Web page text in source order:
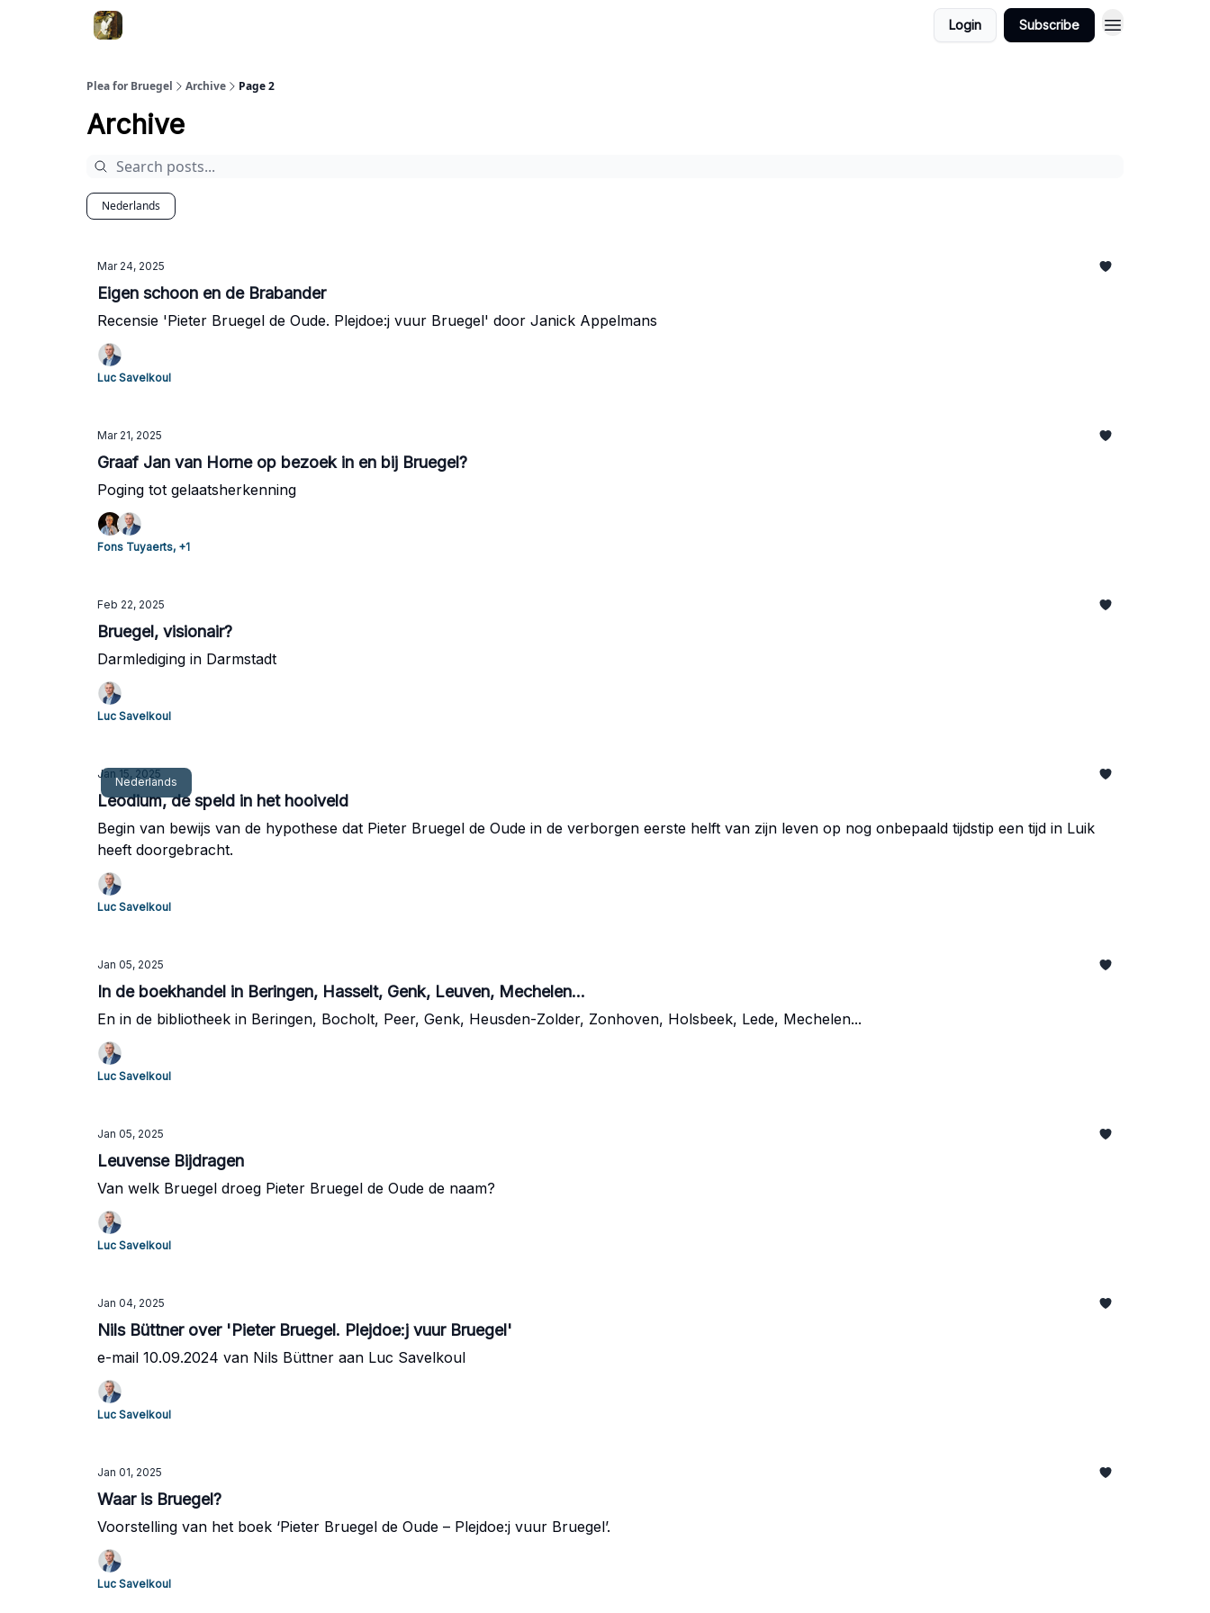
Login Subscribe
Plea for Bruegel Archive Page 2
Archive
Nederlands
Mar 24, 2025
Eigen schoon en de Brabander
Recensie 'Pieter Bruegel de Oude. Plejdoe:j vuur Bruegel' door Janick Appelmans
Luc Savelkoul
Mar 21, 2025
Graaf Jan van Horne op bezoek in en bij Bruegel?
Poging tot gelaatsherkenning
Fons Tuyaerts, +1
Feb 22, 2025
Bruegel, visionair?
Darmlediging in Darmstadt
Luc Savelkoul
Nederlands
Jan 15, 2025
Leodium, de speld in het hooiveld
Begin van bewijs van de hypothese dat Pieter Bruegel de Oude in de verborgen eerste helft van zijn leven op nog onbepaald tijdstip een tijd in Luik
heeft doorgebracht.
Luc Savelkoul
Jan 05, 2025
In de boekhandel in Beringen, Hasselt, Genk, Leuven, Mechelen...
En in de bibliotheek in Beringen, Bocholt, Peer, Genk, Heusden-Zolder, Zonhoven, Holsbeek, Lede, Mechelen...
Luc Savelkoul
Jan 05, 2025
Leuvense Bijdragen
Van welk Bruegel droeg Pieter Bruegel de Oude de naam?
Luc Savelkoul
Jan 04, 2025
Nils Büttner over 'Pieter Bruegel. Plejdoe:j vuur Bruegel'
e-mail 10.09.2024 van Nils Büttner aan Luc Savelkoul
Luc Savelkoul
Jan 01, 2025
Waar is Bruegel?
Voorstelling van het boek ‘Pieter Bruegel de Oude – Plejdoe:j vuur Bruegel’.
Luc Savelkoul